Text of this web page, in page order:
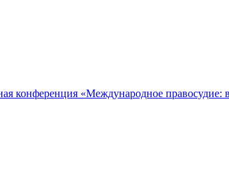
конференция «Международное правосудие: